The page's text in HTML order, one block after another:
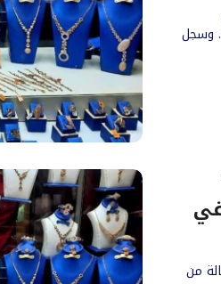
وسجل
الثمينة اليوم السبت 7 فبراير 2026 حالة من